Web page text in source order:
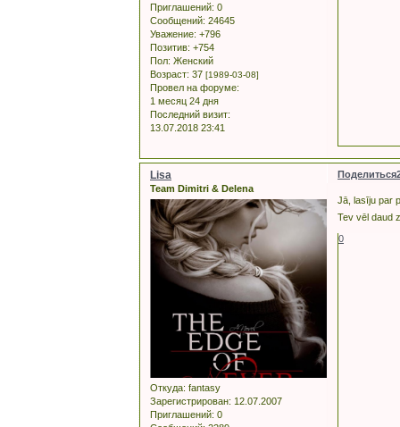
Приглашений: 0
Сообщений: 24645
Уважение: +796
Позитив: +754
Пол: Женский
Возраст: 37 [1989-03-08]
Провел на форуме:
1 месяц 24 дня
Последний визит:
13.07.2018 23:41
Поделиться
Lisa
Team Dimitri & Delena
Откуда: fantasy
Зарегистрирован: 12.07.2007
Приглашений: 0
Jā, lasīju par
Tev vēl daud
0